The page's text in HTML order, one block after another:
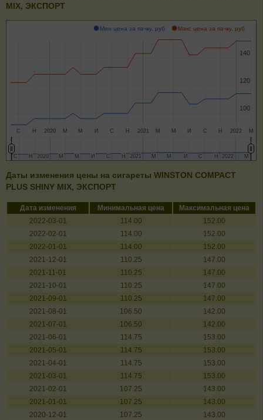
MIX, ЭКСПОРТ
Мин цена за пачку, руб. Макс цена за пачку, руб.
2020 2021 2022
С Н М М И С Н М М И С Н М
100
100
120
120
140
140
2020
2020 2021
2021 2022
2022
С
С НН М
М М
М ИИ С
С НН М
М М
М ИИ С
С НН М
М
Даты изменения цены на сигареты WINSTON COMPACT
PLUS SHINY MIX, ЭКСПОРТ
Дата изменения Минимальная цена
Максимальная цена
2022-03-01
114.00
152.00
2022-02-01
114.00
152.00
2022-01-01
114.00
152.00
2021-12-01
110.25
147.00
2021-11-01
110.25
147.00
2021-10-01
110.25
147.00
2021-09-01
110.25
147.00
2021-08-01
106.50
142.00
2021-07-01
106.50
142.00
2021-06-01
114.75
153.00
2021-05-01
114.75
153.00
2021-04-01
114.75
153.00
2021-03-01
114.75
153.00
2021-02-01
107.25
143.00
2021-01-01
107.25
143.00
2020-12-01
107.25
143.00